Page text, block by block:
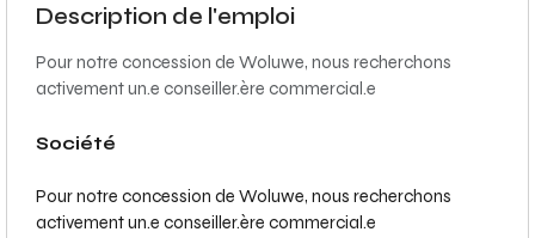
Description de l'emploi
Pour notre concession de Woluwe, nous recherchons
activement un.e conseiller.ère commercial.e
Société
Pour notre concession de Woluwe, nous recherchons
activement un.e conseiller.ère commercial.e